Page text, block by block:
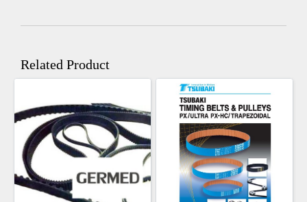
Related Product